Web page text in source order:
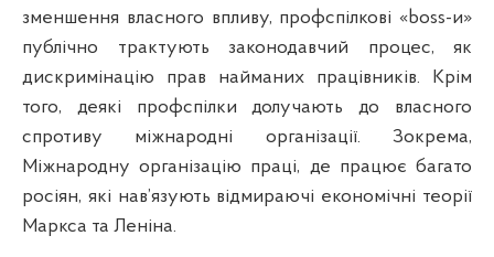
зменшення власного впливу, профспілкові «boss-и»
публічно трактують законодавчий процес, як
дискримінацію прав найманих працівників. Крім
того, деякі профспілки долучають до власного
спротиву міжнародні організації. Зокрема,
Міжнародну організацію праці, де працює багато
росіян, які нав’язують відмираючі економічні теорії
Маркса та Леніна.